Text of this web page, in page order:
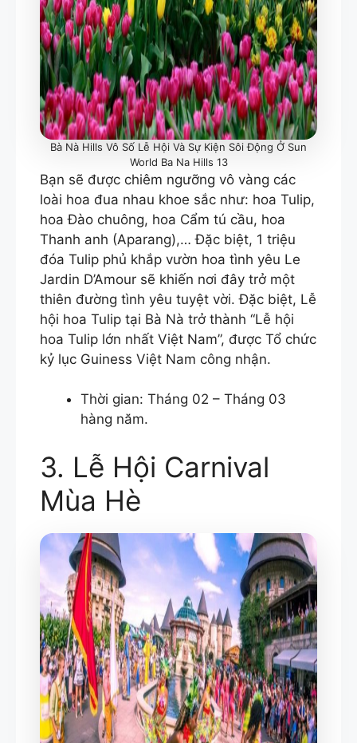
Bà Nà Hills Vô Số Lễ Hội Và Sự Kiện Sôi Động Ở Sun
World Ba Na Hills 13
Bạn sẽ được chiêm ngưỡng vô vàng các
loài hoa đua nhau khoe sắc như: hoa Tulip,
hoa Đào chuông, hoa Cẩm tú cầu, hoa
Thanh anh (Aparang),… Đặc biệt, 1 triệu
đóa Tulip phủ khắp vườn hoa tình yêu Le
Jardin D’Amour sẽ khiến nơi đây trở một
thiên đường tình yêu tuyệt vời. Đặc biệt, Lễ
hội hoa Tulip tại Bà Nà trở thành “Lễ hội
hoa Tulip lớn nhất Việt Nam”, được Tổ chức
kỷ lục Guiness Việt Nam công nhận.
Thời gian: Tháng 02 – Tháng 03
hàng năm.
3. Lễ Hội Carnival
Mùa Hè